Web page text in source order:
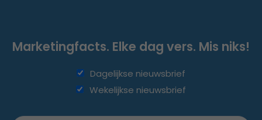
Marketingfacts. Elke dag vers. Mis niks!
Dagelijkse nieuwsbrief
Wekelijkse nieuwsbrief